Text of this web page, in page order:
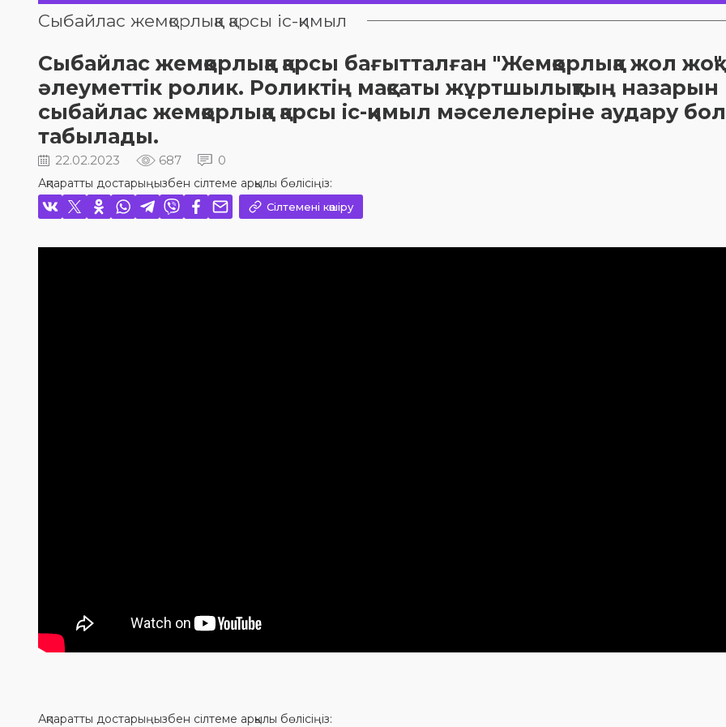
Сыбайлас жемқорлыққа қарсы іс-қимыл
Сыбайлас жемқорлыққа қарсы бағытталған "Жемқорлыққа жол
әлеуметтік ролик. Роликтің мақсаты жұртшылықтың назарын
сыбайлас жемқорлыққа қарсы іс-қимыл мәселелеріне аудару
табылады.
22.02.2023 687 0
Ақпаратты достарыңызбен сілтеме арқылы бөлісіңіз:
Сілтемені көшіру
Ақпаратты достарыңызбен сілтеме арқылы бөлісіңіз: